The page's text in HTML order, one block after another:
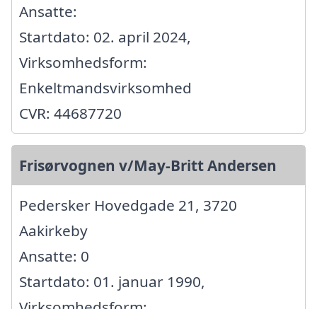
Ansatte:
Startdato: 02. april 2024,
Virksomhedsform:
Enkeltmandsvirksomhed
CVR: 44687720
Frisørvognen v/May-Britt Andersen
Pedersker Hovedgade 21, 3720
Aakirkeby
Ansatte: 0
Startdato: 01. januar 1990,